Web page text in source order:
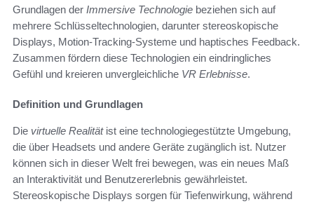
Grundlagen der Immersive Technologie beziehen sich auf
mehrere Schlüsseltechnologien, darunter stereoskopische
Displays, Motion-Tracking-Systeme und haptisches Feedback.
Zusammen fördern diese Technologien ein eindringliches
Gefühl und kreieren unvergleichliche VR Erlebnisse.
Definition und Grundlagen
Die virtuelle Realitätist eine technologiegestützte Umgebung,
die über Headsets und andere Geräte zugänglich ist. Nutzer
können sich in dieser Welt frei bewegen, was ein neues Maß
an Interaktivität und Benutzererlebnis gewährleistet.
Stereoskopische Displays sorgen für Tiefenwirkung, während